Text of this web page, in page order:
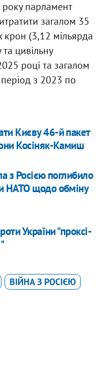
парламент
загалом 35
крон (3,12 мільярда
цивільну
році та загалом
з 2023 по
Києву 46-й пакет
Косіняк-Камиш
з Росією поглибило
НАТО щодо обміну
України "проксі-
ВІЙНА З РОСІЄЮ